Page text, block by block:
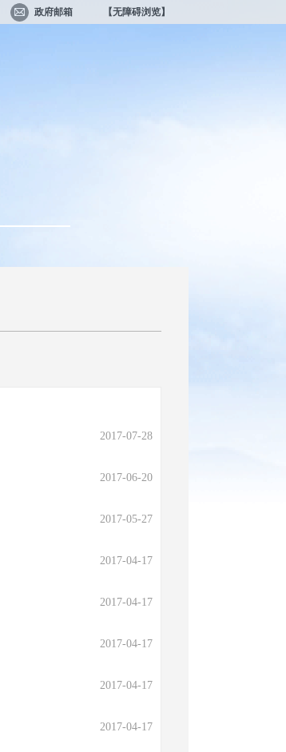
政府邮箱 【无障碍浏览】
2017-07-28
2017-06-20
2017-05-27
2017-04-17
2017-04-17
2017-04-17
2017-04-17
2017-04-17